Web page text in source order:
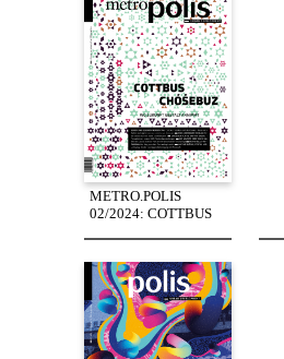
METRO.POLIS
02/2024: COTTBUS